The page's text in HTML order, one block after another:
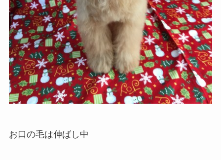
お口の毛は伸ばし中